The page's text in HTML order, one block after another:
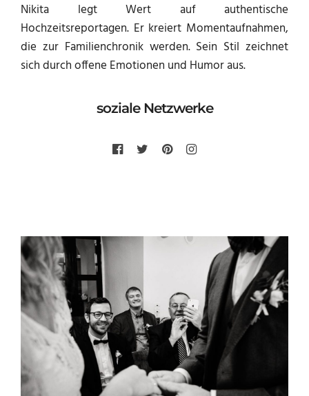
Nikita legt Wert auf authentische
Hochzeitsreportagen. Er kreiert Momentaufnahmen,
die zur Familienchronik werden. Sein Stil zeichnet
sich durch offene Emotionen und Humor aus.
soziale Netzwerke